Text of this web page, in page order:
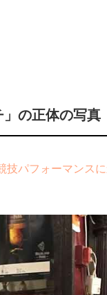
」の正体の写真
パフォーマンス